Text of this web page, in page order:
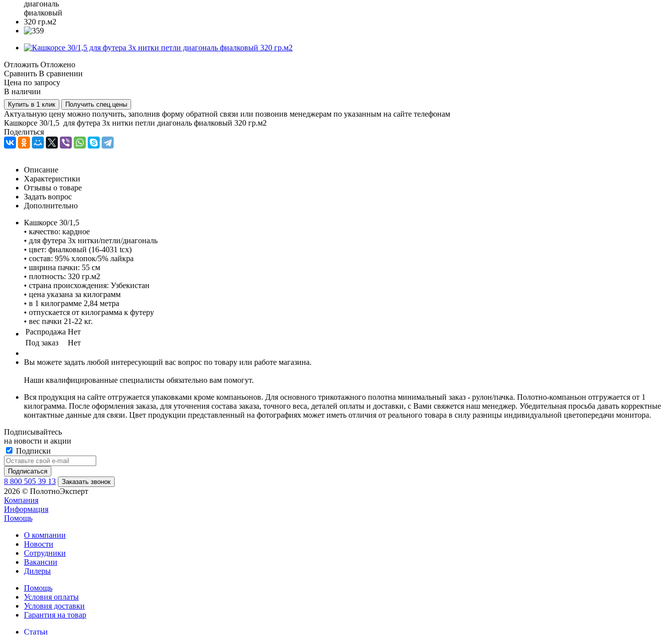
Отложить Отложено
Сравнить В сравнении
Цена по запросу
В наличии
Купить в 1 клик Получить спец.цены
Актуальную цену можно получить, заполнив форму обратной связи или позвонив менеджерам по указанным на сайте телефонам
Кашкорсе 30/1,5 для футера 3х нитки петли диагональ фиалковый 320 гр.м2
Поделиться
Описание
Характеристики
Отзывы о товаре
Задать вопрос
Дополнительно
Кашкорсе 30/1,5
• качество: кардное
• для футера 3х нитки/петли/диагональ
• цвет: фиалковый (16-4031 tcx)
• состав: 95% хлопок/5% лайкра
• ширина пачки: 55 см
• плотность: 320 гр.м2
• страна происхождения: Узбекистан
• цена указана за килограмм
• в 1 килограмме 2,84 метра
• отпускается от килограмма к футеру
• вес пачки 21-22 кг.
Распродажа Нет
Под заказ
Нет
Вы можете задать любой интересующий вас вопрос по товару или работе магазина.
Наши квалифицированные специалисты обязательно вам помогут.
Вся продукция на сайте отгружается упаковками кроме компаньонов. Для основного трикотажного полотна минимальный заказ - рулон/пачка. Полотно-компаньон отгружается от 1
килограмма. После оформления заказа, для уточнения состава заказа, точного веса, деталей оплаты и доставки, с Вами свяжется наш менеджер. Убедительная просьба давать корректные
контактные данные для связи. Цвет продукции представленный на фотографиях может иметь отличия от реального товара в силу разницы индивидуальной цветопередачи монитора.
Подписывайтесь
на новости и акции
Подписки
8 800 505 39 13 Заказать звонок
2026 © ПолотноЭксперт
Компания
Информация
Помощь
О компании
Новости
Сотрудники
Вакансии
Дилеры
Помощь
Условия оплаты
Условия доставки
Гарантия на товар
Статьи